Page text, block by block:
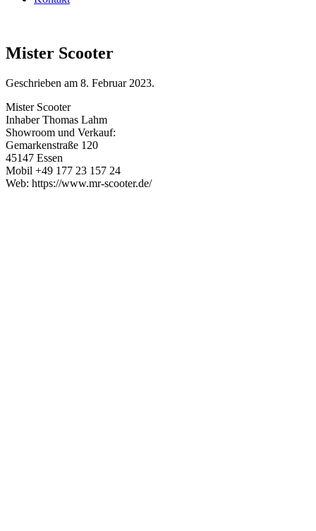
Mister Scooter
Geschrieben am 8. Februar 2023.
Mister Scooter
Inhaber Thomas Lahm
Showroom und Verkauf:
Gemarkenstraße 120
45147 Essen
Mobil +49 177 23 157 24
Web: https://www.mr-scooter.de/